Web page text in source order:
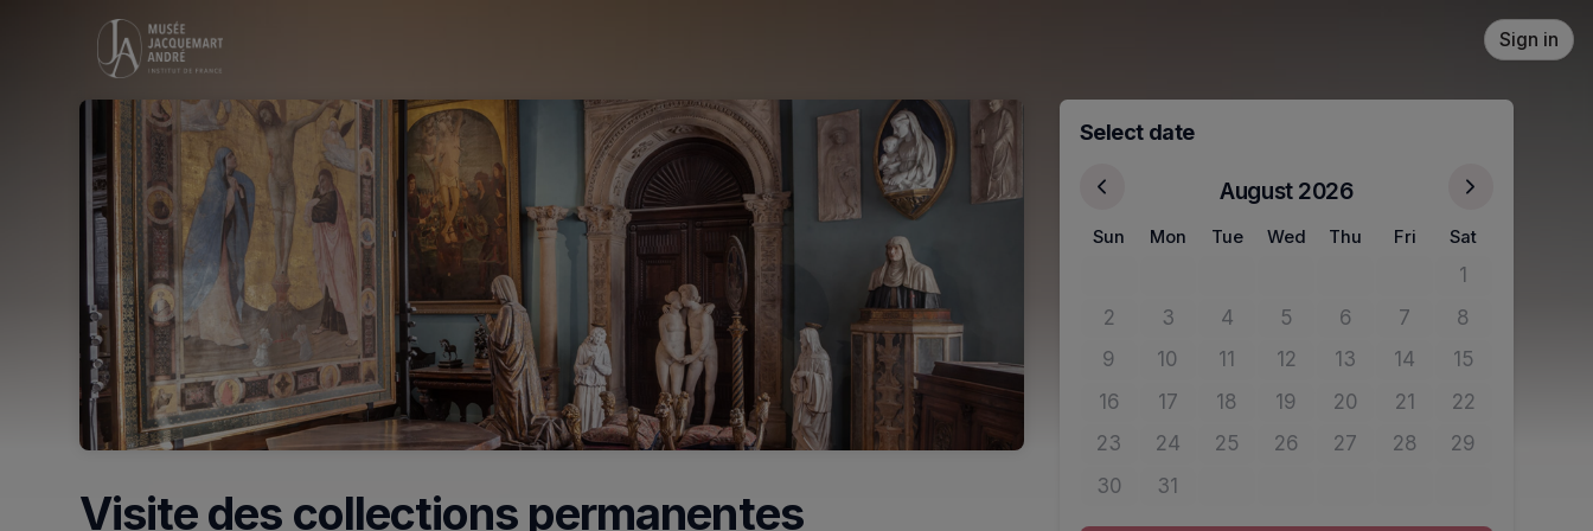
Skip header
Sign in
Visite des collections permanentes
Select date
August 2026
Sun Mon Tue Wed Thu Fri Sat
1No tickets
2No tickets available
3
No tickets available
4No tickets available
5
No tickets available
6No tickets available
7No tickets available
8No tickets
9No tickets available
10No tickets available
11No tickets available
12No tickets available
13No tickets available
14No tickets available
15No tickets
16No tickets available
17No tickets available
18No tickets available
19No tickets available
20No tickets available
21No tickets available
22No tickets
23No tickets available
24No tickets available
25No tickets available
26No tickets available
27No tickets available
28No tickets available
29No tickets
30
No tickets available
31No tickets available